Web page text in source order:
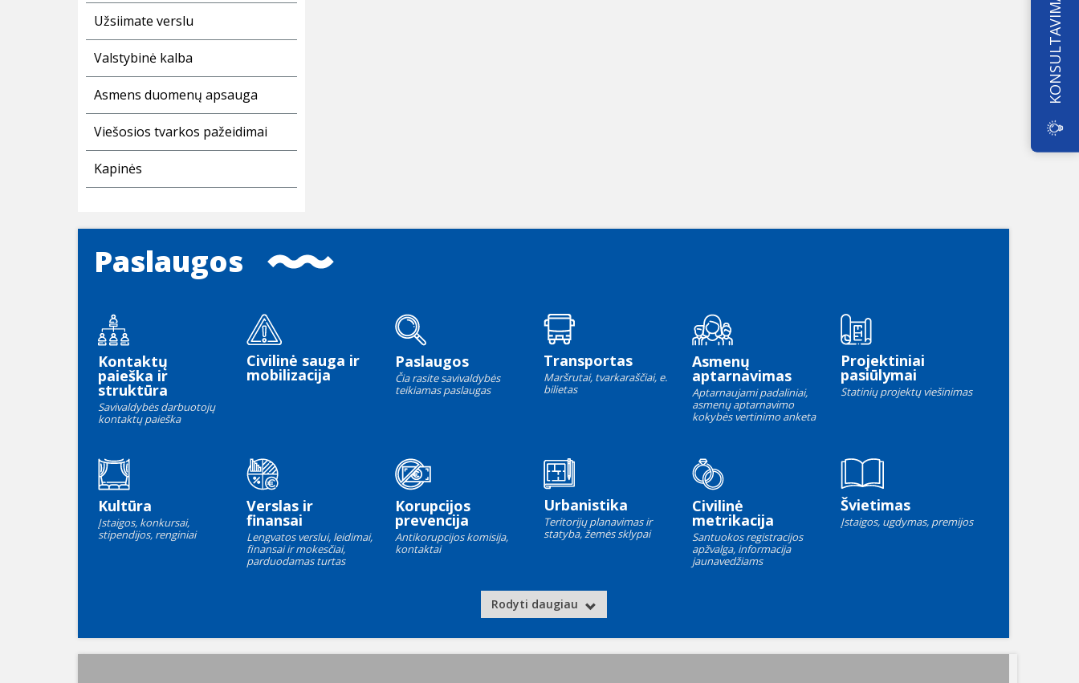
Užsiimate verslu
Valstybinė kalba
Asmens duomenų apsauga
Viešosios tvarkos pažeidimai
Kapinės
Paslaugos
Kontaktų
paieška ir
struktūra
Savivaldybės darbuotojų
kontaktų paieška
Civilinė sauga ir
mobilizacija
Paslaugos
Čia rasite savivaldybės
teikiamas paslaugas
Transportas
Maršrutai, tvarkaraščiai, e.
bilietas
Asmenų
aptarnavimas
Aptarnaujami padaliniai,
asmenų aptarnavimo
kokybės vertinimo anketa
Projektiniai
pasiūlymai
Statinių projektų viešinimas
Kultūra
Įstaigos, konkursai,
stipendijos, renginiai
Verslas ir
finansai
Lengvatos verslui, leidimai,
finansai ir mokesčiai,
parduodamas turtas
Korupcijos
prevencija
Antikorupcijos komisija,
kontaktai
Urbanistika
Teritorijų planavimas ir
statyba, žemės sklypai
Civilinė
metrikacija
Santuokos registracijos
apžvalga, informacija
jaunavedžiams
Švietimas
Įstaigos, ugdymas, premijos
Rodyti daugiau
KONSULTAVIMAS